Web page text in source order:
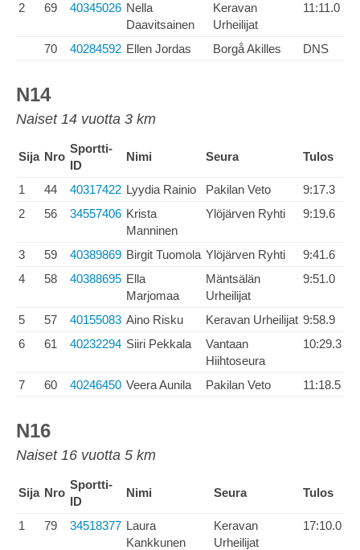
2 69 40345026 Nella
Daavitsainen
Keravan
Urheilijat
11:11.0
70 40284592 Ellen Jordas Borgå Akilles DNS
N14
Naiset 14 vuotta 3 km
Sija Nro
Sportti-
ID
Nimi Seura Tulos
1 44 40317422 Lyydia Rainio Pakilan Veto
9:17.3
2
56 34557406 Krista
Manninen
Ylöjärven Ryhti 9:19.6
3 59 40389869 Birgit Tuomola Ylöjärven Ryhti
9:41.6
4
58 40388695 Ella
Marjomaa
Mäntsälän
Urheilijat
9:51.0
5 57 40155083 Aino Risku Keravan Urheilijat 9:58.9
6
61 40232294 Siiri Pekkala
Vantaan
Hiihtoseura
10:29.3
7 60 40246450 Veera Aunila Pakilan Veto 11:18.5
N16
Naiset 16 vuotta 5 km
Sija Nro
Sportti-
ID
Nimi Seura Tulos
1 79 34518377 Laura
Kankkunen
Keravan
Urheilijat
17:10.0